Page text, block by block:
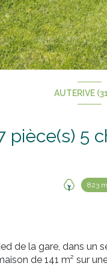
AUTERIVE
823
de la gare, dans
de 141 m² sur